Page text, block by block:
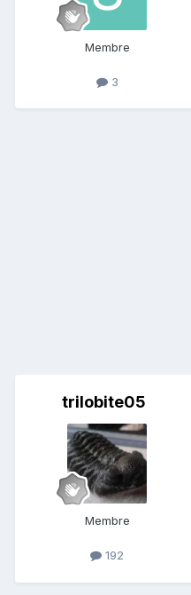
Membre
3
trilobite05
Membre
192